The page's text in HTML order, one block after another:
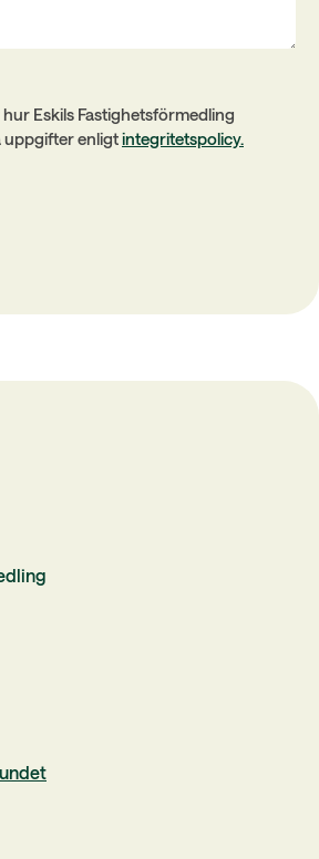
Eskils Fastighetsförmedling
uppgifter enligtintegritetspolicy.